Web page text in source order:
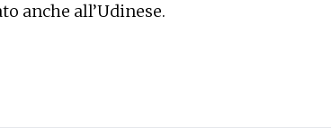
anche all’Udinese.